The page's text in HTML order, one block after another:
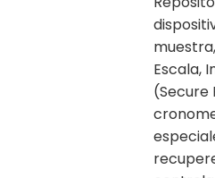
Escala,
(Secure